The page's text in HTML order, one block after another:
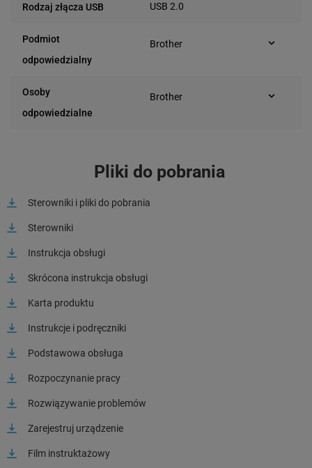
Rodzaj złącza USB USB 2.0
Podmiot
odpowiedzialny
Brother
Osoby
odpowiedzialne
Brother
Pliki do pobrania
Sterowniki i pliki do pobrania
Sterowniki
Instrukcja obsługi
Skrócona instrukcja obsługi
Karta produktu
Instrukcje i podręczniki
Podstawowa obsługa
Rozpoczynanie pracy
Rozwiązywanie problemów
Zarejestruj urządzenie
Film instruktażowy